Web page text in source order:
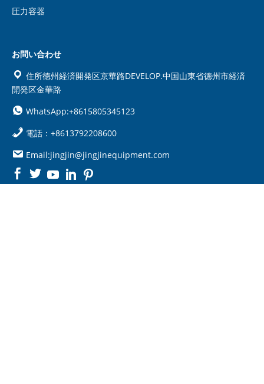
圧力容器
お問い合わせ
住所徳州経済開発区京華路DEVELOP.中国山東省徳州市経済
開発区金華路
WhatsApp:+8615805345123
電話：+8613792208600
Email:jingjin@jingjinequipment.com
 